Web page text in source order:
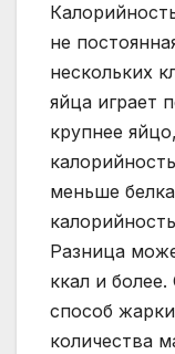
не
нескольких
яйца играет
крупнее
меньше
Разница
ккал и
способ
количества